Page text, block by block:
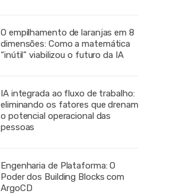
O empilhamento de laranjas em 8
dimensões: Como a matemática
“inútil” viabilizou o futuro da IA
IA integrada ao fluxo de trabalho:
eliminando os fatores que drenam
o potencial operacional das
pessoas
Engenharia de Plataforma: O
Poder dos Building Blocks com
ArgoCD